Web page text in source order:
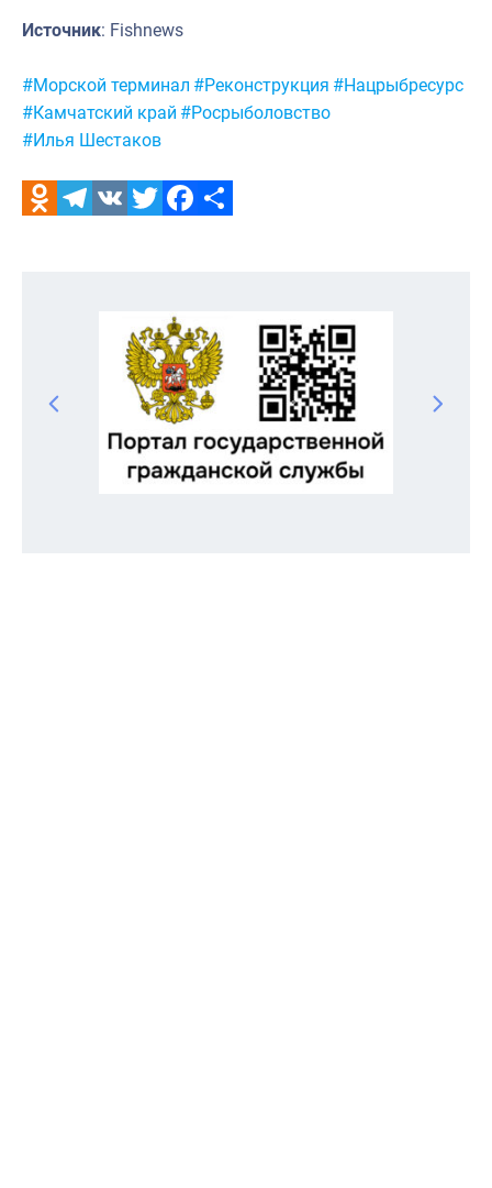
Источник: Fishnews
Метки:
#Морской терминал #Реконструкция #Нацрыбресурс
#Камчатский край #Росрыболовство
#Илья Шестаков